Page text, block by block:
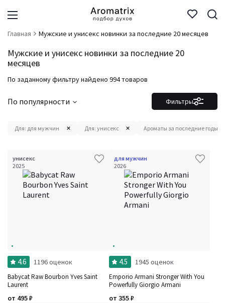
Главная Мужские и унисекс новинки за последние 20 месяцев
Мужские и унисекс новинки за последние 20
месяцев
По заданному фильтру найдено 994 товаров
Фильтры
По популярности
Для: для мужчин Для: унисекс Ароматы за последние годы: 1
унисекс
2025
4.6 1196 оценок
Babycat Raw Bourbon Yves Saint
Laurent
от 495₽
для мужчин
2026
4.5 1945 оценок
Emporio Armani Stronger With You
Powerfully Giorgio Armani
от 355₽